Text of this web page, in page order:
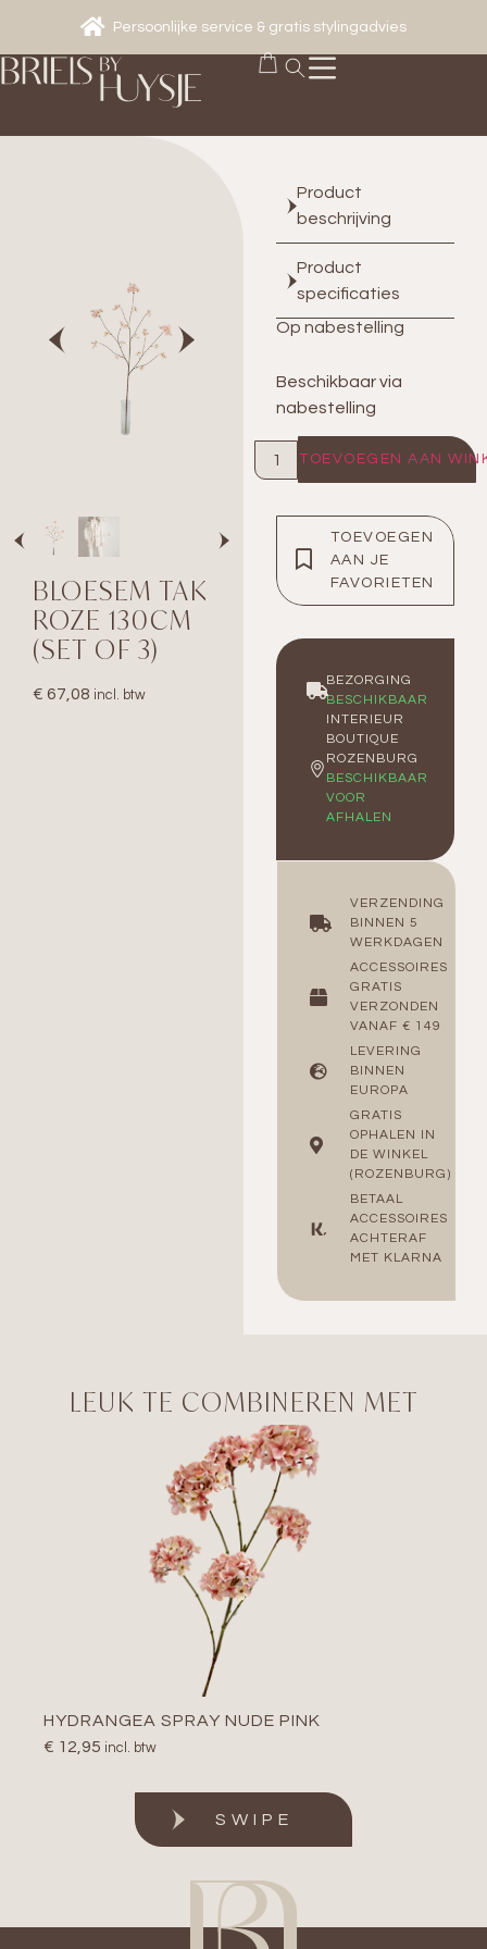
Persoonlijke service & gratis stylingadvies
BLOESEM TAK
ROZE 130CM
(SET OF 3)
€ 67,08 incl. btw
Product
beschrijving
Product
specificaties
Op nabestelling
Beschikbaar via
nabestelling
TOEVOEGEN AAN
TOEVOEGEN
AAN JE
FAVORIETEN
BEZORGING
BESCHIKBAAR
INTERIEUR
BOUTIQUE
ROZENBURG
BESCHIKBAAR
VOOR
AFHALEN
VERZENDING
BINNEN 5
WERKDAGEN
ACCESSOIRES
GRATIS
VERZONDEN
VANAF € 149
LEVERING
BINNEN
EUROPA
GRATIS
OPHALEN IN
DE WINKEL
(ROZENBURG)
BETAAL
ACCESSOIRES
ACHTERAF
MET KLARNA
LEUK TE COMBINEREN MET
HYDRANGEA SPRAY NUDE PINK
€ 12,95 incl. btw